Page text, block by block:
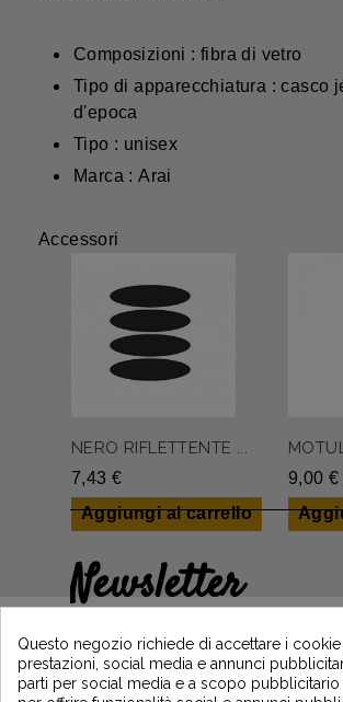
Composizioni : fibra di vetro
Tipo di apparecchiatura : casco
d'epoca
Tipo : unisex
Marca : Arai
Accessori
NERO RIFLETTENTE ...
7,43 €
Aggiungi al carrello
9,00 €
Newsletter
iscrivendoti e resta informato sulle
notizie di Vintage Motors
Questo negozio richiede di accettare i
prestazioni, social media e annunci
parti per social media e a scopo